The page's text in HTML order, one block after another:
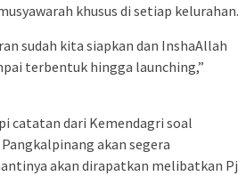
khusus di setiap kelurahan.
sudah kita siapkan dan InshaAllah
terbentuk hingga launching,”
catatan dari Kemendagri soal
akan segera
akan dirapatkan melibatkan Pj